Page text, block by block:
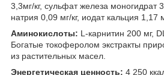
3,3мг/кг, сульфат железа моногидрат
натрия 0,09 мг/кг, иодат кальция 1,17
Аминокислоты: L-карнитин 200 мг,
Богатые токоферолом экстракты
из растительных масел.
Энергетическая ценность: 4 250